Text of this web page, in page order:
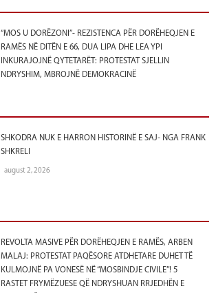
“MOS U DORËZONI”- REZISTENCA PËR DORËHEQJEN E
RAMËS NË DITËN E 66, DUA LIPA DHE LEA YPI
INKURAJOJNË QYTETARËT: PROTESTAT SJELLIN
NDRYSHIM, MBROJNË DEMOKRACINË
SHKODRA NUK E HARRON HISTORINË E SAJ- NGA FRANK
SHKRELI
august 2, 2026
REVOLTA MASIVE PËR DORËHEQJEN E RAMËS, ARBEN
MALAJ: PROTESTAT PAQËSORE ATDHETARE DUHET TË
KULMOJNË PA VONESË NË “MOSBINDJE CIVILE”! 5
RASTET FRYMËZUESE QË NDRYSHUAN RRJEDHËN E